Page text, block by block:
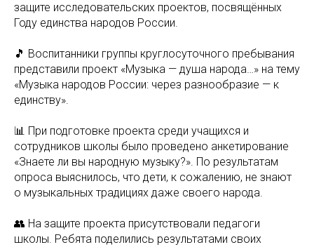
защите исследовательских проектов, посвящённых
Году единства народов России.
🎵 Воспитанники группы круглосуточного пребывания
представили проект «Музыка — душа народа…» на тему
«Музыка народов России: через разнообразие — к
единству».
📊 При подготовке проекта среди учащихся и
сотрудников школы было проведено анкетирование
«Знаете ли вы народную музыку?». По результатам
опроса выяснилось, что дети, к сожалению, не знают
о музыкальных традициях даже своего народа.
👥 На защите проекта присутствовали педагоги
школы. Ребята поделились результатами своих